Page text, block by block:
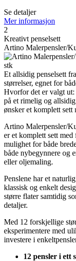
Se detaljer
Mer informasjon
2
Kreativt penselsett
Artino Malerpensler/
Et allsidig penselsett
størrelser, egnet for
Hvorfor det er valgt ut:
på et rimelig og
ønsker et komplett sett
Artino Malerpensler/
er et komplett sett
mulighet for både
både nybegynnere og
eller oljemaling.
Penslene har et
klassisk og enkelt
større flater samtidig
detaljer.
Med 12 forskjellige
eksperimentere med
investere i
12 pensler i ett